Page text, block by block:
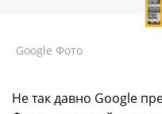
Google Фото
Не так давно Google